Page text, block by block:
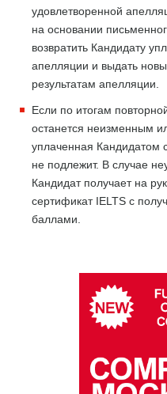
удовлетворенной
на основании
возвратить Кандидату
апелляции и выдать
результатам апелляции.
Если по итогам
останется неизменным
уплаченная Кандидатом
не подлежит. В случае
Кандидат получает на
сертификат IELTS с
баллами.